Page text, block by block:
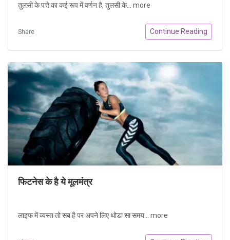
तुलसी के पत्ते का कई रूप में वर्णन है, तुलसी के... more
Share Continue Reading
फिटनेस के है ये मूलमंत्र
लाइफ में व्यस्त तो सब है पर अपने लिए थोडा सा समय... more